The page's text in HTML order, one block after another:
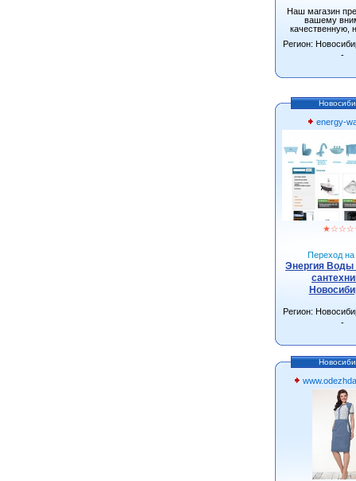
Наш магазин
вашему
качественную,
Регион:
-
energy-
★☆☆☆
Переход на
Энергия Воды
Регион:
-